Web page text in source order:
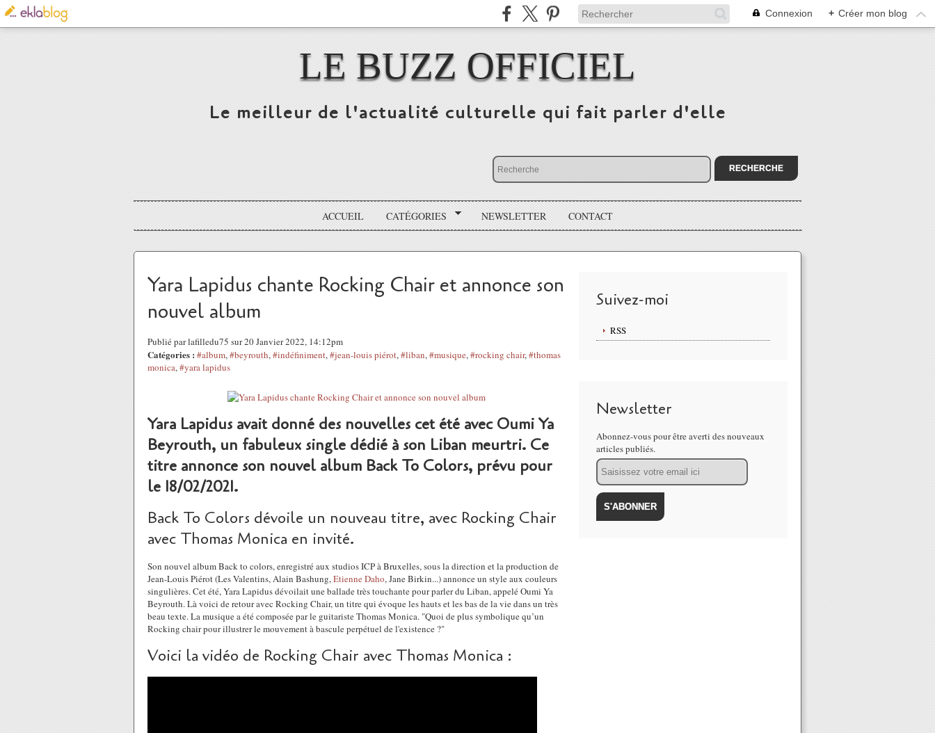
Connexion + Créer mon blog
LE BUZZ OFFICIEL
Le meilleur de l'actualité culturelle qui fait parler d'elle
ACCUEIL CATÉGORIES NEWSLETTER CONTACT
Yara Lapidus chante Rocking Chair et annonce son
nouvel album
Publié par lafilledu75 sur 20 Janvier 2022, 14:12pm
Catégories : #album,#beyrouth,#indéfiniment,#jean-louis piérot,#liban,#musique,#rocking chair,#thomas
monica,#yara lapidus
Yara Lapidus avait donné des nouvelles cet été avec Oumi Ya
Beyrouth, un fabuleux single dédié à son Liban meurtri. Ce
titre annonce son nouvel album Back To Colors, prévu pour
le 18/02/2021.
Back To Colors dévoile un nouveau titre, avec Rocking Chair
avec Thomas Monica en invité.
Son nouvel album Back to colors, enregistré aux studios ICP à Bruxelles, sous la direction et la production de
Jean-Louis Piérot (Les Valentins, Alain Bashung,Etienne Daho, Jane Birkin...) annonce un style aux couleurs
singulières. Cet été, Yara Lapidus dévoilait une ballade très touchante pour parler du Liban, appelé Oumi Ya
Beyrouth. Là voici de retour avec Rocking Chair, un titre qui évoque les hauts et les bas de la vie dans un très
beau texte. La musique a été composée par le guitariste Thomas Monica. "Quoi de plus symbolique qu’un
Rocking chair pour illustrer le mouvement à bascule perpétuel de l'existence ?"
Voici la vidéo de Rocking Chair avec Thomas Monica :
Suivez-moi
RSS
Newsletter
Abonnez-vous pour être averti des nouveaux
articles publiés.
Email